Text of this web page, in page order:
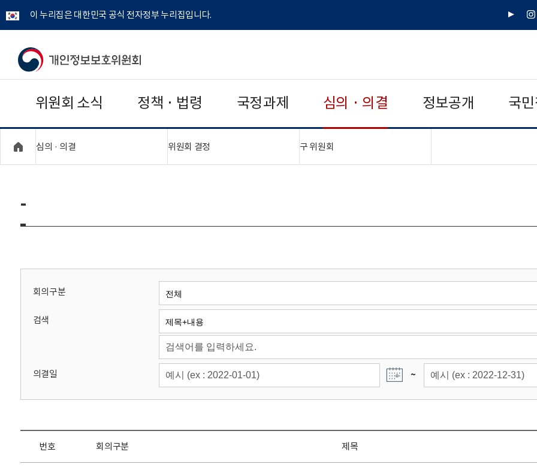
이 누리집은 대한민국 공식 전자정부 누리집입니다.
유
인
개
보
보
위
회
위원회 소식 정책 · 법령 국정과제 심의 · 의결 정보공개 국
심의 · 의결 위원회 결정 구 위원회
-
회의구분
검색
의결일 ~
번호 회의구분 제목